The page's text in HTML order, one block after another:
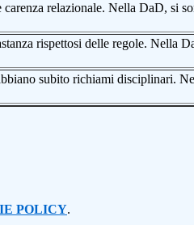
relazionale. Nella DaD, si
rispettosi delle regole. Nella
subito richiami disciplinari.
POLICY.